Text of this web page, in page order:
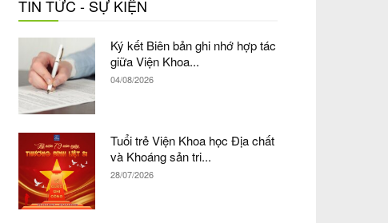
TIN TỨC - SỰ KIỆN
Ký kết Biên bản ghi nhớ hợp tác
giữa Viện Khoa...
04/08/2026
Tuổi trẻ Viện Khoa học Địa chất
và Khoáng sản tri...
28/07/2026